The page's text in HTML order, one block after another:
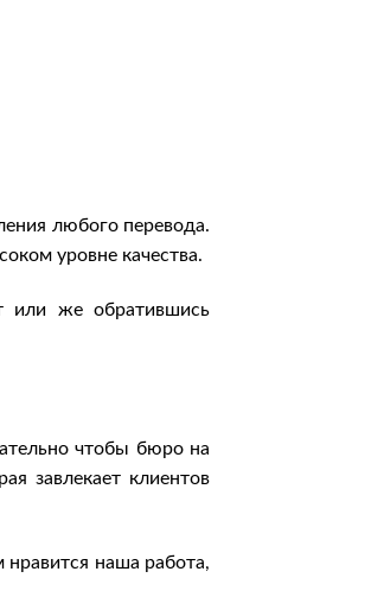
любого перевода.
уровне качества.
или же обратившись
чтобы бюро на
завлекает клиентов
нравится наша работа,